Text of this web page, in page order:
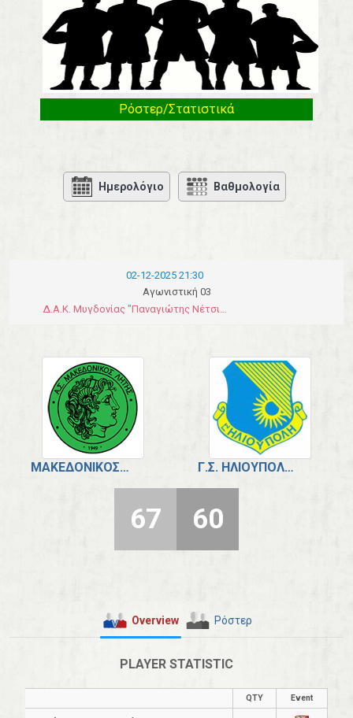
Ρόστερ/Στατιστικά
Ημερολόγιο Βαθμολογία
02-12-2025 21:30
Αγωνιστική 03
Δ.Α.Κ. Μυγδονίας "Παναγιώτης Νέτσικας"
ΜΑΚΕΔΟΝΙΚΌΣ ΛΗΤΉΣ Γ.Σ. ΗΛΙΟΎΠΟΛΗΣ
67 60
Overview Ρόστερ
PLAYER STATISTIC
QTY Event